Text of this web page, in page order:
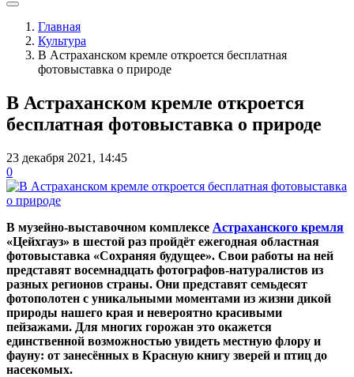
Главная
Культура
В Астраханском кремле откроется бесплатная
фотовыставка о природе
В Астраханском кремле откроется
бесплатная фотовыставка о природе
23 декабря 2021, 14:45
0
В музейно-выставочном комплексе Астраханского кремля
«Цейхгауз» в шестой раз пройдёт ежегодная областная
фотовыставка «Сохраняя будущее». Свои работы на ней
представят восемнадцать фотографов-натуралистов из
разных регионов страны. Они представят семьдесят
фотополотен с уникальными моментами из жизни дикой
природы нашего края и невероятно красивыми
пейзажами. Для многих горожан это окажется
единственной возможностью увидеть местную флору и
фауну: от занесённых в Красную книгу зверей и птиц до
насекомых.